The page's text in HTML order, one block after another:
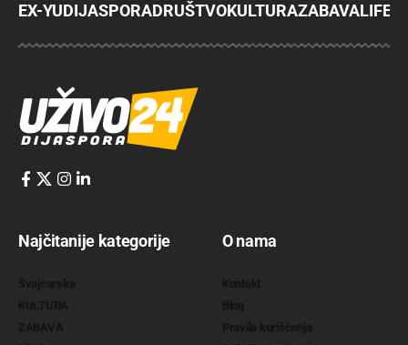
EX-YUDIJASPORADRUŠTVOKULTURAZABAVA
Najčitanije kategorije O nama